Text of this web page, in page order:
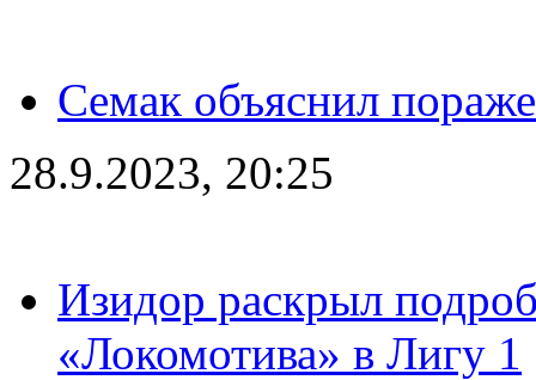
Семак объяснил
28.9.2023, 20:25
Изидор раскрыл
«Локомотива» в Лигу 1